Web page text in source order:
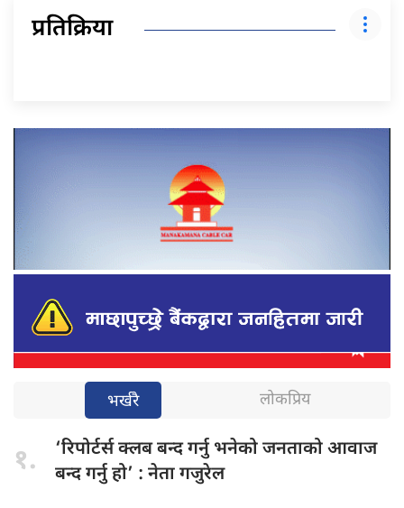
प्रतिक्रिया
भर्खरै लोकप्रिय
१. ‘रिपोर्टर्स क्लबबन्द गर्नु भनेको जनताको आवाज
बन्द गर्नु हो’ : नेता गजुरेल